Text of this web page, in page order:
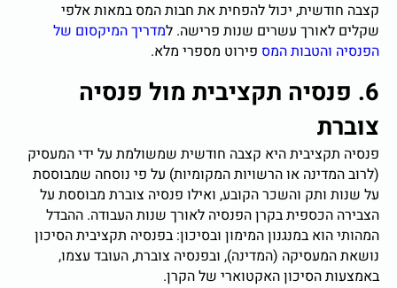
קצבה חודשית, יכול להפחית את חבות המס במאות אלפי
שקלים לאורך עשרים שנות פרישה. למדריך המיקסום של
הפנסיה והטבות המס פירוט מספרי מלא.
6. פנסיה תקציבית מול פנסיה
צוברת
פנסיה תקציבית היא קצבה חודשית שמשולמת על ידי המעסיק
(לרוב המדינה או הרשויות המקומיות) על פי נוסחה שמבוססת
על שנות ותק והשכר הקובע, ואילו פנסיה צוברת מבוססת על
הצבירה הכספית בקרן הפנסיה לאורך שנות העבודה. ההבדל
המהותי הוא במנגנון המימון ובסיכון: בפנסיה תקציבית הסיכון
נושאת המעסיקה (המדינה), ובפנסיה צוברת, העובד עצמו,
באמצעות הסיכון האקטוארי של הקרן.